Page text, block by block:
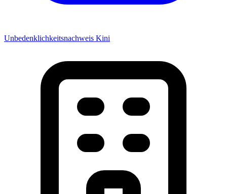
Unbedenklichkeitsnachweis Kini